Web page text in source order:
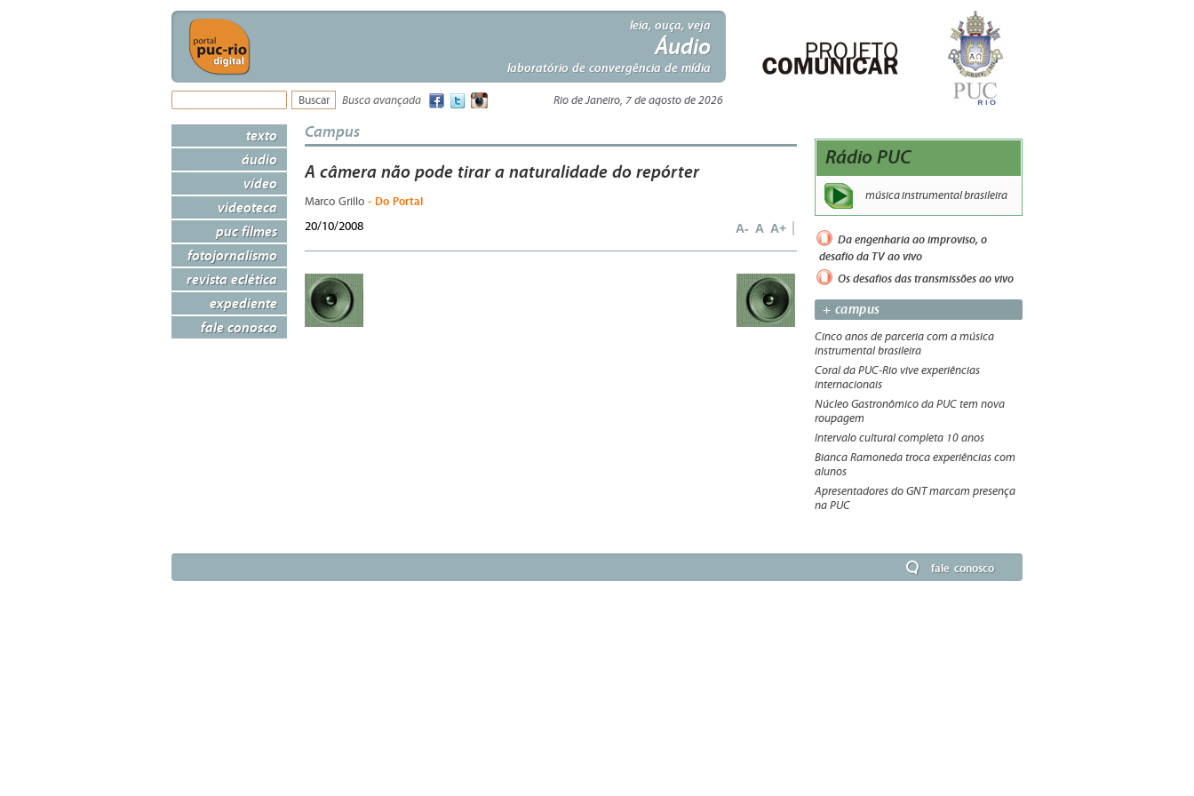
leia, ouça, veja
Áudio
laboratório de convergência de mídia
Busca avançada Rio de Janeiro, 7 de agosto de 2026
texto
áudio
vídeo
videoteca
puc filmes
fotojornalismo
revista eclética
expediente
fale conosco
Campus
A câmera não pode tirar a naturalidade do repórter
Marco Grillo - Do Portal
20/10/2008 A- A A+
Rádio PUC
música instrumental brasileira
Da engenharia ao improviso, o
desafio da TV ao vivo
Os desafios das transmissões ao vivo
+ campus
Cinco anos de parceria com a música
instrumental brasileira
Coral da PUC-Rio vive experiências
internacionais
Núcleo Gastronômico da PUC tem nova
roupagem
Intervalo cultural completa 10 anos
Bianca Ramoneda troca experiências com
alunos
Apresentadores do GNT marcam presença
na PUC
fale conosco